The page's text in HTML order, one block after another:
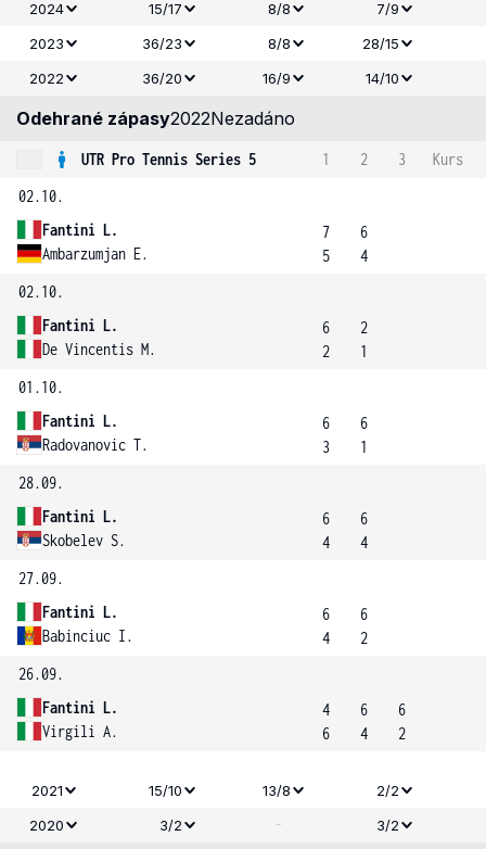
2024
15/17 8/8
7/9
2023
36/23 8/8
28/15
2022
36/20 16/9 14/10
Odehrané zápasy2022Nezadáno
UTR Pro Tennis Series 5 1 2 3
Kurs
02.10.
Fantini L.
Ambarzumjan E.
7
5
6
4
02.10.
Fantini L.
De Vincentis M.
6
2
2
1
01.10.
Fantini L.
Radovanovic T.
6
3
6
1
28.09.
Fantini L.
Skobelev S.
6
4
6
4
27.09.
Fantini L.
Babinciuc I.
6
4
6
2
26.09.
Fantini L.
Virgili A.
4
6
6
4
6
2
2021 15/10 13/8
2/2
2020
3/2 - 3/2